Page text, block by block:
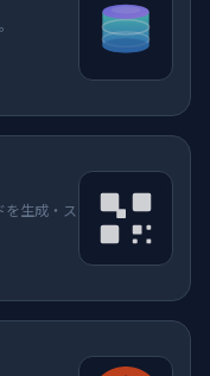
生成・ス